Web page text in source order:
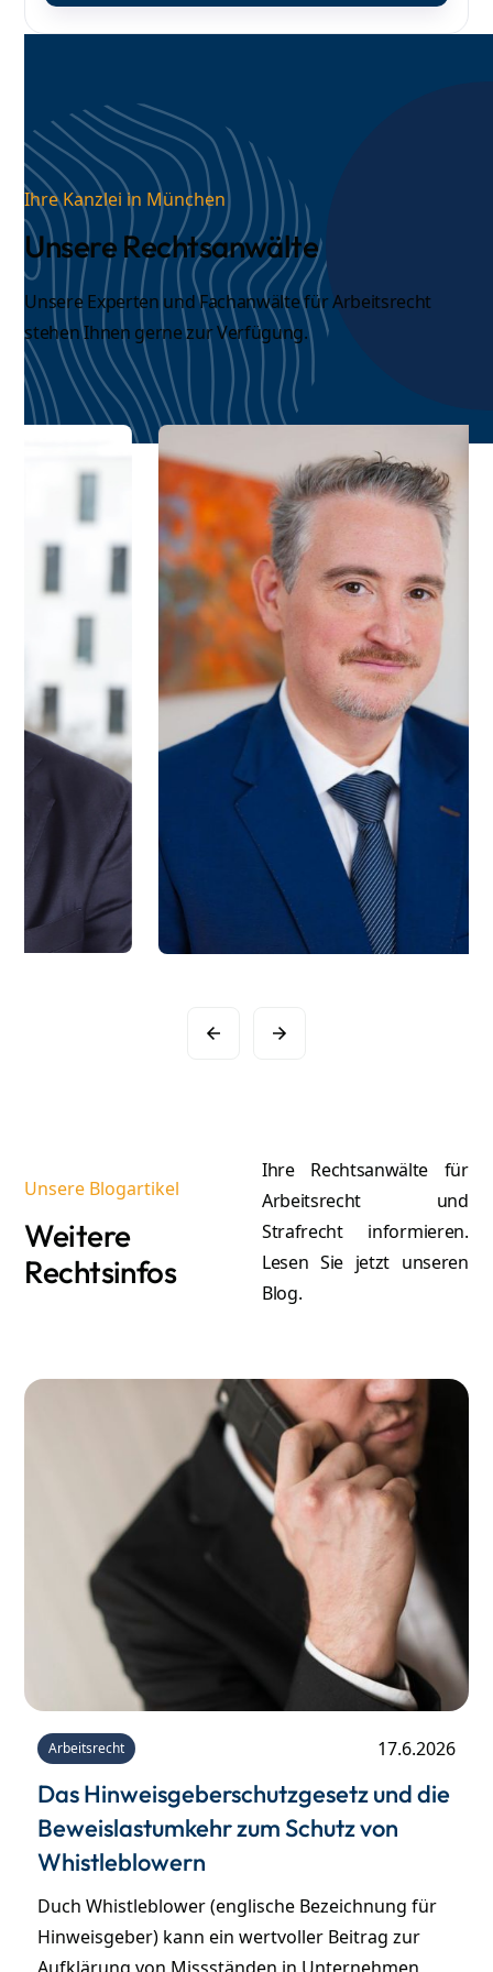
Ihre Kanzlei in München
Unsere Rechtsanwälte
Unsere Experten undFachanwälte für Arbeitsrecht
stehen Ihnen gerne zur Verfügung.
Unsere Blogartikel
Weitere
Rechtsinfos
Ihre Rechtsanwälte für
Arbeitsrecht und
Strafrecht informieren.
Lesen Sie jetzt unseren
Blog.
Arbeitsrecht 17.6.2026
Das Hinweisgeberschutzgesetz und die
Beweislastumkehr zum Schutz von
Whistleblowern
Duch Whistleblower (englische Bezeichnung für
Hinweisgeber) kann ein wertvoller Beitrag zur